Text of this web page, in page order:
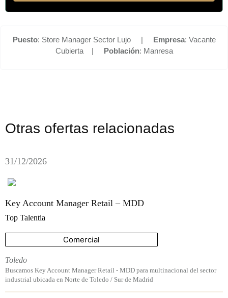
Puesto: Store Manager Sector Lujo | Empresa: Vacante
Cubierta | Población: Manresa
Otras ofertas relacionadas
31/12/2026
Key Account Manager Retail – MDD
Top Talentia
Comercial
Toledo
Buscamos Key Account Manager Retail - MDD para multinacional del sector
industrial ubicada en Norte de Toledo / Sur de Madrid